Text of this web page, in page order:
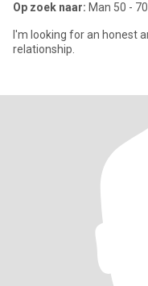
Op zoek naar: Man 50 - 70
I'm looking for an honest
relationship.